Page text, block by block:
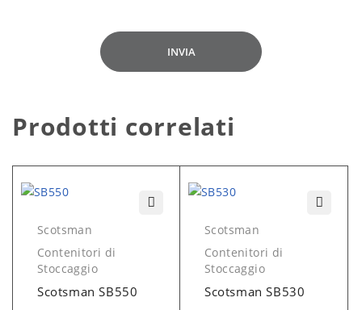
Prodotti correlati
Scotsman
Contenitori di
Stoccaggio
Scotsman SB550
Scotsman
Contenitori di
Stoccaggio
Scotsman SB530